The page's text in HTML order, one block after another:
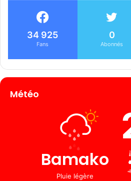
34 925
Fans
0
Abonnés
Météo
Bamako
Pluie légère